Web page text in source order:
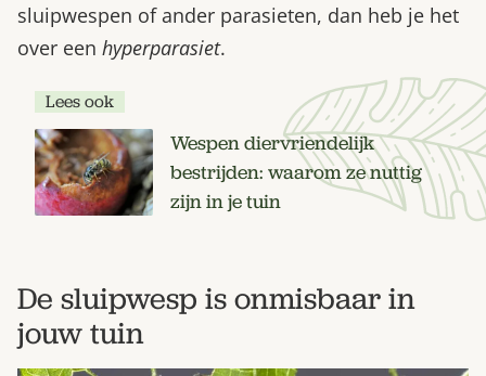
sluipwespen of ander parasieten, dan heb je het
over een hyperparasiet.
Lees ook
Wespen diervriendelijk
bestrijden: waarom ze nuttig
zijn in je tuin
De sluipwesp is onmisbaar in
jouw tuin